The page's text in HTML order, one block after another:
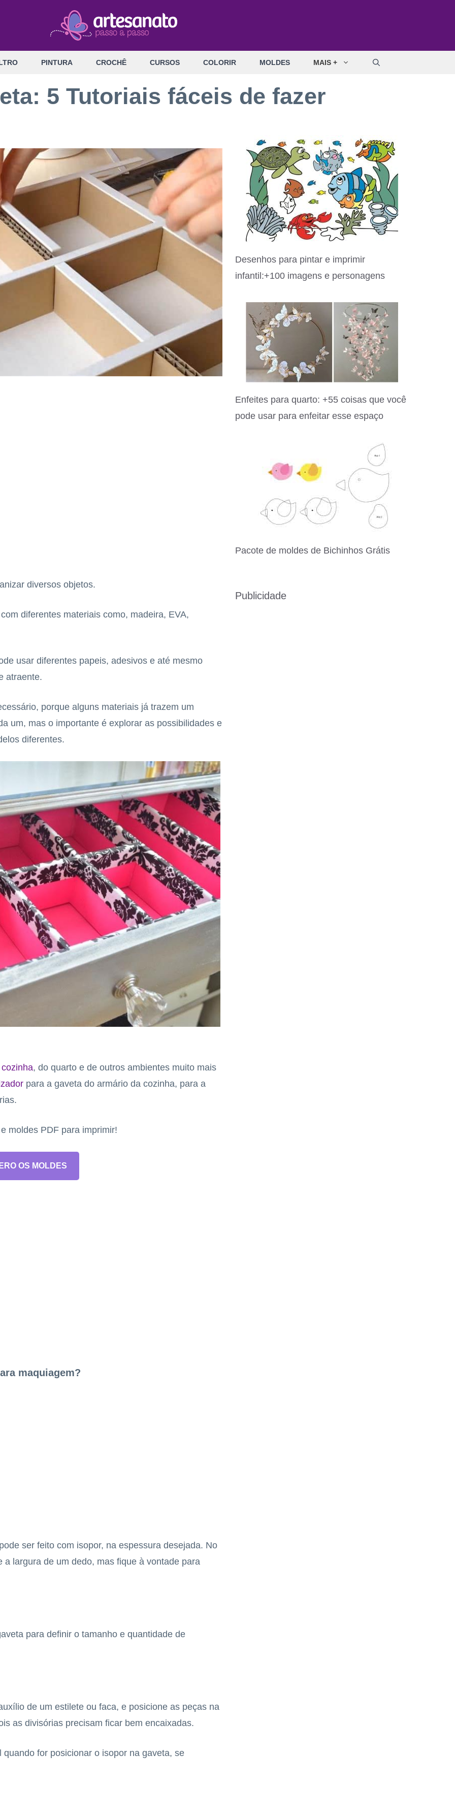
PINTURA CROCHÊ CURSOS COLORIR MOLDES MAIS +
5 Tutoriais fáceis de fazer
diversos objetos.
diferentes materiais como, madeira, EVA,
usar diferentes papeis, adesivos e até mesmo
atraente.
porque alguns materiais já trazem um
um, mas o importante é explorar as possibilidades e
diferentes.
, do quarto e de outros ambientes muito mais
para a gaveta do armário da cozinha, para a
moldes PDF para imprimir!
OS MOLDES
maquiagem?
ser feito com isopor, na espessura desejada. No
largura de um dedo, mas fique à vontade para
para definir o tamanho e quantidade de
de um estilete ou faca, e posicione as peças na
as divisórias precisam ficar bem encaixadas.
for posicionar o isopor na gaveta, se
Desenhos para pintar e imprimir
infantil:+100 imagens e personagens
Enfeites para quarto: +55 coisas que você
pode usar para enfeitar esse espaço
Pacote de moldes de Bichinhos Grátis
Publicidade